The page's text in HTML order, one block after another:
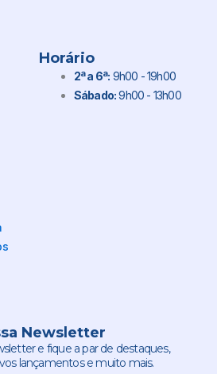
Horário
2ª a 6ª: 9h00 - 19h00
Sábado:9h00 - 13h00
Newsletter
e fique a par de destaques,
lançamentos e muito mais.